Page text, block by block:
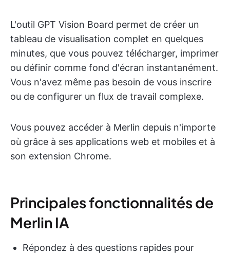
L'outil GPT Vision Board permet de créer un
tableau de visualisation complet en quelques
minutes, que vous pouvez télécharger, imprimer
ou définir comme fond d'écran instantanément.
Vous n'avez même pas besoin de vous inscrire
ou de configurer un flux de travail complexe.
Vous pouvez accéder à Merlin depuis n'importe
où grâce à ses applications web et mobiles et à
son extension Chrome.
Principales fonctionnalités de
Merlin IA
Répondez à des questions rapides pour